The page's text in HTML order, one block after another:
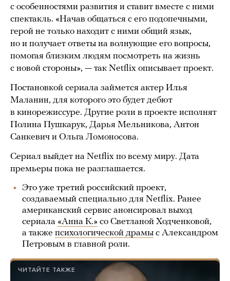
с особенностями развития и ставит вместе с ними
спектакль. «Начав общаться с его подопечными,
герой не только находит с ними общий язык,
но и получает ответы на волнующие его вопросы,
помогая близким людям посмотреть на жизнь
с новой стороны», — так Netflix описывает проект.
Постановкой сериала займется актер Илья
Маланин, для которого это будет дебют
в кинорежиссуре. Другие роли в проекте исполнят
Полина Пушкарук, Дарья Мельникова, Антон
Санкевич и Ольга Ломоносова.
Сериал выйдет на Netflix по всему миру. Дата
премьеры пока не разглашается.
Это уже третий российский проект,
создаваемый специально для Netflix. Ранее
американский сервис анонсировал выход
сериала «Анна К.» со Светланой Ходченковой,
а также психологической драмы с Александром
Петровым в главной роли.
ЧИТАЙТЕ ТАКЖЕ